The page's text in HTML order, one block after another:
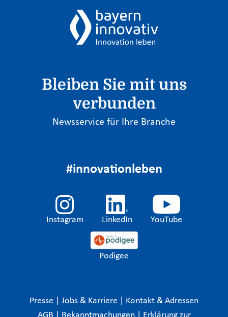
Bleiben Sie mit uns
verbunden
Newsservice für Ihre Branche
#innovationleben
Instagram LinkedIn YouTube
Podigee
Presse Jobs & Karriere
Kontakt & Adressen